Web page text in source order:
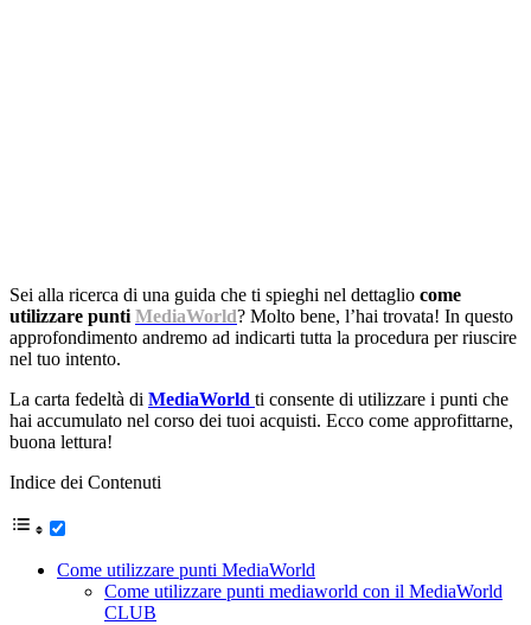
Sei alla ricerca di una guida che ti spieghi nel dettaglio come
utilizzare punti MediaWorld? Molto bene, l’hai trovata! In questo
approfondimento andremo ad indicarti tutta la procedura per riuscire
nel tuo intento.
La carta fedeltà di MediaWorld ti consente di utilizzare i punti che
hai accumulato nel corso dei tuoi acquisti. Ecco come approfittarne,
buona lettura!
Indice dei Contenuti
Come utilizzare punti MediaWorld
Come utilizzare punti mediaworld con il MediaWorld
CLUB